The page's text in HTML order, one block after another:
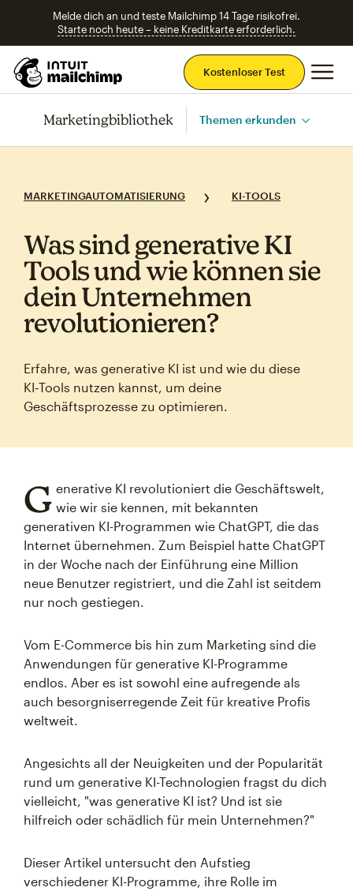
Melde dich an und teste Mailchimp 14 Tage risikofrei.
Starte noch heute – keine Kreditkarte erforderlich.
Kostenloser Test
Marketingbibliothek Themen erkunden
MARKETINGAUTOMATISIERUNG KI-TOOLS
Was sind generative KI
Tools und wie können sie
dein Unternehmen
revolutionieren?
Erfahre, was generative KI ist und wie du diese
KI‑Tools nutzen kannst, um deine
Geschäftsprozesse zu optimieren.
G enerative KI revolutioniert die Geschäftswelt,
wie wir sie kennen, mit bekannten
generativen KI-Programmen wie ChatGPT, die das
Internet übernehmen. Zum Beispiel hatte ChatGPT
in der Woche nach der Einführung eine Million
neue Benutzer registriert, und die Zahl ist seitdem
nur noch gestiegen.
Vom E-Commerce bis hin zum Marketing sind die
Anwendungen für generative KI-Programme
endlos. Aber es ist sowohl eine aufregende als
auch besorgniserregende Zeit für kreative Profis
weltweit.
Angesichts all der Neuigkeiten und der Popularität
rund um generative KI-Technologien fragst du dich
vielleicht, "was generative KI ist? Und ist sie
hilfreich oder schädlich für mein Unternehmen?"
Dieser Artikel untersucht den Aufstieg
verschiedener KI-Programme, ihre Rolle im